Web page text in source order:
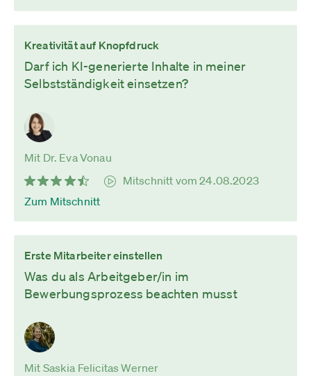
Kreativität auf Knopfdruck
Darf ich KI-generierte Inhalte in meiner
Selbstständigkeit einsetzen?
Mit Dr. Eva Vonau
Mitschnitt vom 24.08.2023
Zum Mitschnitt
Erste Mitarbeiter einstellen
Was du als Arbeitgeber/in im
Bewerbungsprozess beachten musst
Mit Saskia Felicitas Werner